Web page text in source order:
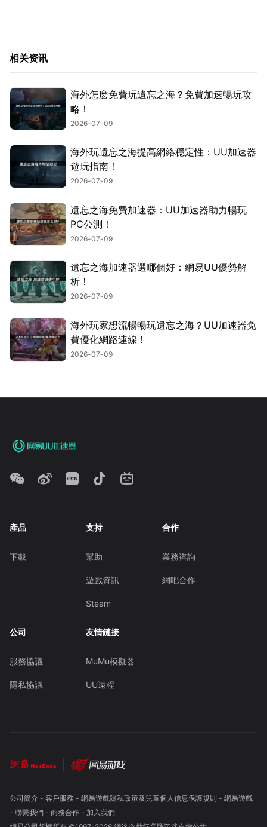
相关资讯
海外怎麽免費玩遺忘之海？免費加速暢玩攻
略！
2026-07-09
海外玩遺忘之海提高網絡穩定性：UU加速器
遊玩指南！
2026-07-09
遺忘之海免費加速器：UU加速器助力暢玩
PC公測！
2026-07-09
遺忘之海加速器選哪個好：網易UU優勢解
析！
2026-07-09
海外玩家想流暢暢玩遺忘之海？UU加速器免
費優化網路連線！
2026-07-09
產品
下載
支持
幫助
遊戲資訊
Steam
合作
業務咨詢
網吧合作
公司
服務協議
隱私協議
友情鏈接
MuMu模擬器
UU遠程
公司簡介- 客戶服務 - 網易遊戲隱私政策及兒童個人信息保護規則 - 網易遊戲
- 聯繫我們- 商務合作- 加入我們